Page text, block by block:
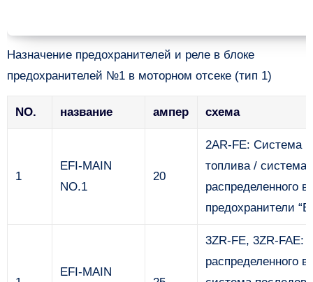
Назначение предохранителей и реле в блоке
предохранителей №1 в моторном отсеке (тип 1)
NO. название ампер схема
1
EFI-MAIN
NO.1
20
2AR-FE: Система
топлива / система
распределенного
предохранители
EFI-MAIN
3ZR-FE, 3ZR-FAE:
распределенного